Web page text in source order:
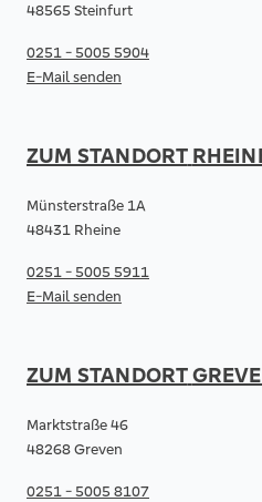
48565 Steinfurt
0251 - 5005 5904
E-Mail senden
ZUM STANDORT
Münsterstraße 1A
48431 Rheine
0251 - 5005 5911
E-Mail senden
ZUM STANDORT
Marktstraße 46
48268 Greven
0251 - 5005 8107